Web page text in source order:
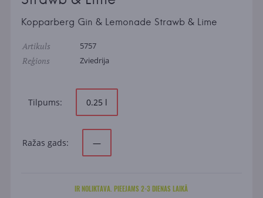
Kopparberg Gin & Lemonade Strawb & Lime
Artikuls 5757
Reģions Zviedrija
Tilpums: 0.25 l
Ražas gads: —
IR NOLIKTAVA. PIEEJAMS 2-3 DIENAS LAIKĀ